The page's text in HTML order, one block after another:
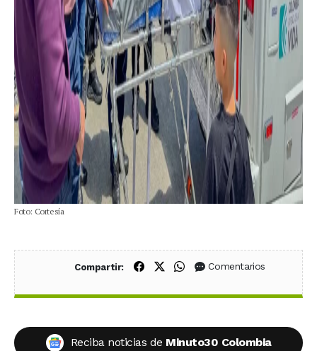
Foto: Cortesía
Compartir: Compartir en Facebook
Compartir en X (Twitter)
Compartir en WhatsApp
Comentarios
Reciba noticias de Minuto30 Colombia